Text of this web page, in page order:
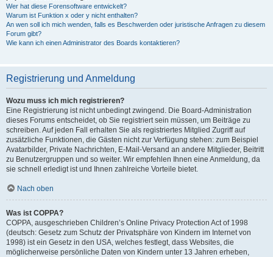
Wer hat diese Forensoftware entwickelt?
Warum ist Funktion x oder y nicht enthalten?
An wen soll ich mich wenden, falls es Beschwerden oder juristische Anfragen zu diesem
Forum gibt?
Wie kann ich einen Administrator des Boards kontaktieren?
Registrierung und Anmeldung
Wozu muss ich mich registrieren?
Eine Registrierung ist nicht unbedingt zwingend. Die Board-Administration
dieses Forums entscheidet, ob Sie registriert sein müssen, um Beiträge zu
schreiben. Auf jeden Fall erhalten Sie als registriertes Mitglied Zugriff auf
zusätzliche Funktionen, die Gästen nicht zur Verfügung stehen: zum Beispiel
Avatarbilder, Private Nachrichten, E-Mail-Versand an andere Mitglieder, Beitritt
zu Benutzergruppen und so weiter. Wir empfehlen Ihnen eine Anmeldung, da
sie schnell erledigt ist und Ihnen zahlreiche Vorteile bietet.
Nach oben
Was ist COPPA?
COPPA, ausgeschrieben Children’s Online Privacy Protection Act of 1998
(deutsch: Gesetz zum Schutz der Privatsphäre von Kindern im Internet von
1998) ist ein Gesetz in den USA, welches festlegt, dass Websites, die
möglicherweise persönliche Daten von Kindern unter 13 Jahren erheben,